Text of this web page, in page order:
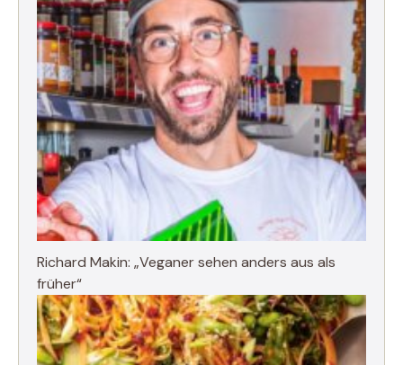
Richard Makin: „Veganer sehen anders aus als
früher“